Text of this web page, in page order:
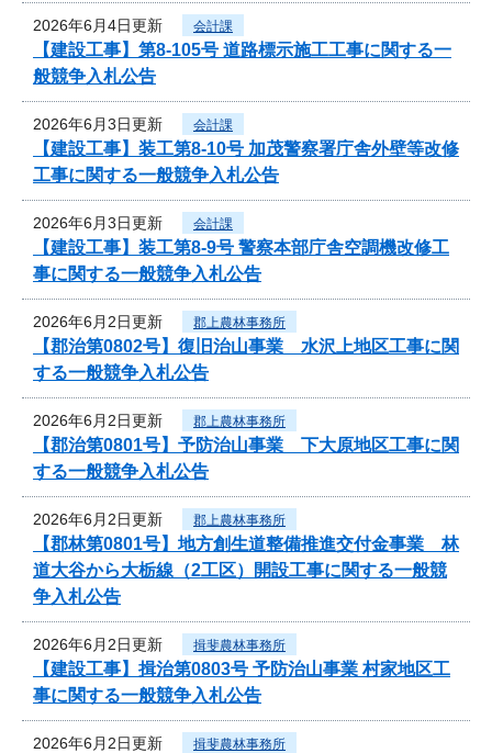
2026年6月4日更新 会計課
【建設工事】第8-105号 道路標示施工工事に関する一
般競争入札公告
2026年6月3日更新 会計課
【建設工事】装工第8-10号 加茂警察署庁舎外壁等改修
工事に関する一般競争入札公告
2026年6月3日更新 会計課
【建設工事】装工第8-9号 警察本部庁舎空調機改修工
事に関する一般競争入札公告
2026年6月2日更新 郡上農林事務所
【郡治第0802号】復旧治山事業 水沢上地区工事に関
する一般競争入札公告
2026年6月2日更新 郡上農林事務所
【郡治第0801号】予防治山事業 下大原地区工事に関
する一般競争入札公告
2026年6月2日更新 郡上農林事務所
【郡林第0801号】地方創生道整備推進交付金事業 林
道大谷から大栃線（2工区）開設工事に関する一般競
争入札公告
2026年6月2日更新 揖斐農林事務所
【建設工事】揖治第0803号 予防治山事業 村家地区工
事に関する一般競争入札公告
2026年6月2日更新 揖斐農林事務所